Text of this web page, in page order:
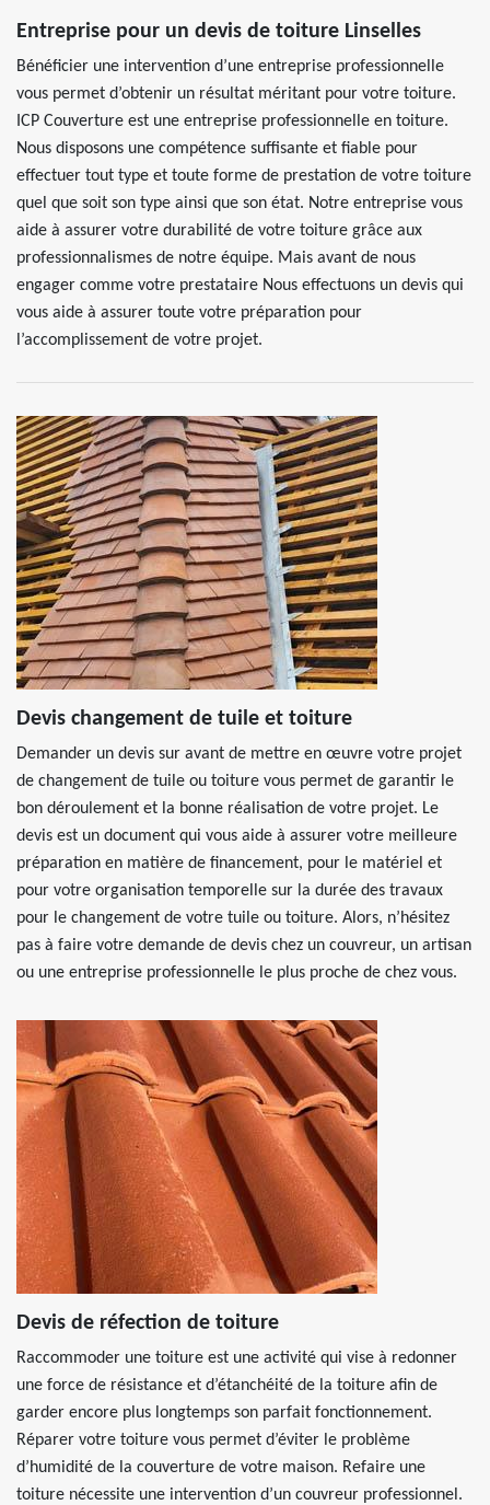
Entreprise pour un devis de toiture Linselles
Bénéficier une intervention d’une entreprise professionnelle
vous permet d’obtenir un résultat méritant pour votre toiture.
ICP Couverture est une entreprise professionnelle en toiture.
Nous disposons une compétence suffisante et fiable pour
effectuer tout type et toute forme de prestation de votre toiture
quel que soit son type ainsi que son état. Notre entreprise vous
aide à assurer votre durabilité de votre toiture grâce aux
professionnalismes de notre équipe. Mais avant de nous
engager comme votre prestataire Nous effectuons un devis qui
vous aide à assurer toute votre préparation pour
l’accomplissement de votre projet.
Devis changement de tuile et toiture
Demander un devis sur avant de mettre en œuvre votre projet
de changement de tuile ou toiture vous permet de garantir le
bon déroulement et la bonne réalisation de votre projet. Le
devis est un document qui vous aide à assurer votre meilleure
préparation en matière de financement, pour le matériel et
pour votre organisation temporelle sur la durée des travaux
pour le changement de votre tuile ou toiture. Alors, n’hésitez
pas à faire votre demande de devis chez un couvreur, un artisan
ou une entreprise professionnelle le plus proche de chez vous.
Devis de réfection de toiture
Raccommoder une toiture est une activité qui vise à redonner
une force de résistance et d’étanchéité de la toiture afin de
garder encore plus longtemps son parfait fonctionnement.
Réparer votre toiture vous permet d’éviter le problème
d’humidité de la couverture de votre maison. Refaire une
toiture nécessite une intervention d’un couvreur professionnel.